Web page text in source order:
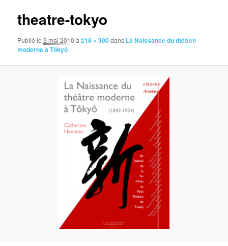
theatre-tokyo
Publié le3 mai 2010 à218 × 300dans La Naissance du théâtre
moderne à Tôkyô